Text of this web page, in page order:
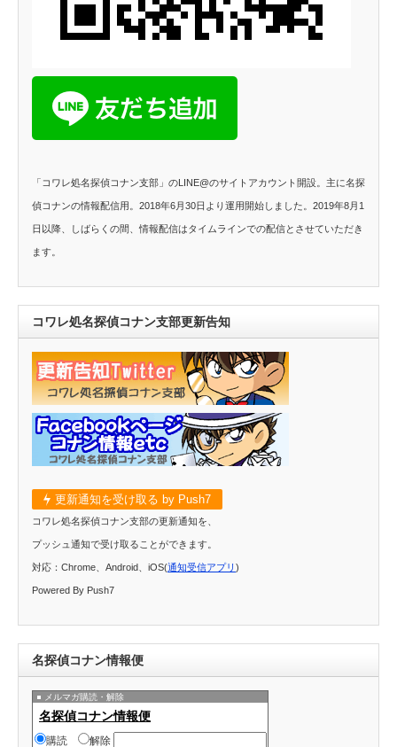
「コワレ処名探偵コナン支部」のLINE@のサイトアカウント開設。主に名探
偵コナンの情報配信用。2018年6月30日より運用開始しました。2019年8月1
日以降、しばらくの間、情報配信はタイムラインでの配信とさせていただき
ます。
コワレ処名探偵コナン支部更新告知
更新通知を受け取る by Push7
コワレ処名探偵コナン支部の更新通知を、
プッシュ通知で受け取ることができます。
対応：Chrome、Android、iOS(通知受信アプリ )
Powered By Push7
名探偵コナン情報便
メルマガ購読・解除
名探偵コナン情報便
購読 解除